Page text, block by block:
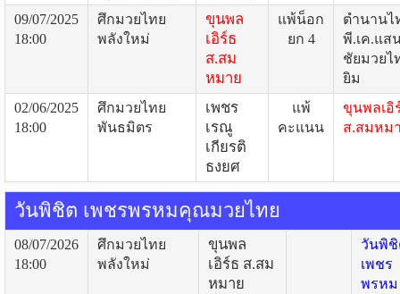
09/07/2025
18:00
ศึกมวยไทย
พลังใหม่
ขุนพล
เอิร์ธ
ส.สม
หมาย
แพ้น็อก
ยก 4
ตำนานไ
พี.เค.แส
ชัยมวยไ
ยิม
02/06/2025
18:00
ศึกมวยไทย
พันธมิตร
เพชร
เรณู
เกียรติ
ธงยศ
แพ้
คะแนน
ขุนพลเอิ
ส.สมหม
วันพิชิต เพชรพรหมคุณมวยไทย
08/07/2026
18:00
ศึกมวยไทย
พลังใหม่
ขุนพล
เอิร์ธ ส.สม
หมาย
วันพิ
เพชร
พรหม